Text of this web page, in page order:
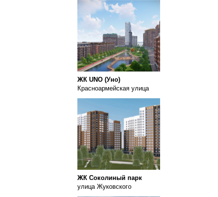
ЖК UNO (Уно)
Красноармейская улица
ЖК Соколиный парк
улица Жуковского